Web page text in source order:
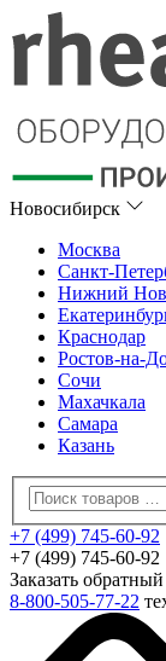
Новосибирск
Москва
Санкт-
Нижний
Краснодар
Ростов-на-
Сочи
Махачкала
Самара
Казань
+7 (499) 745-60-92
+7 (499) 745-60-92
Заказать
8-800-505-77-22